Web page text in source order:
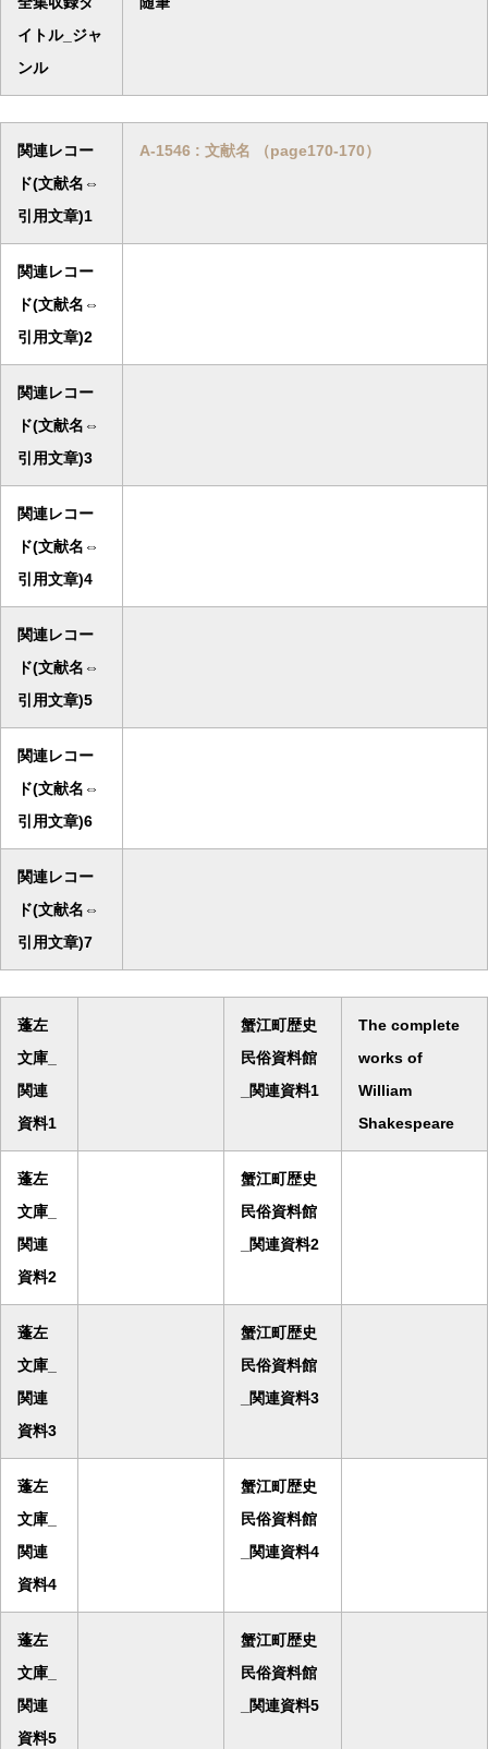
イトル_ジャ
ンル
関連レコー
ド(文献名⇔
引用文章)1
A-1546 : 文献名 （page170-170）
関連レコー
ド(文献名⇔
引用文章)2
関連レコー
ド(文献名⇔
引用文章)3
関連レコー
ド(文献名⇔
引用文章)4
関連レコー
ド(文献名⇔
引用文章)5
関連レコー
ド(文献名⇔
引用文章)6
関連レコー
ド(文献名⇔
引用文章)7
蓬左
文庫_
関連
資料1
蟹江町歴史
民俗資料館
_関連資料1
The complete
works of
William
Shakespeare
蓬左
文庫_
関連
資料2
蟹江町歴史
民俗資料館
_関連資料2
蓬左
文庫_
関連
資料3
蟹江町歴史
民俗資料館
_関連資料3
蓬左
文庫_
関連
資料4
蟹江町歴史
民俗資料館
_関連資料4
蓬左
文庫_
関連
資料5
蟹江町歴史
民俗資料館
_関連資料5